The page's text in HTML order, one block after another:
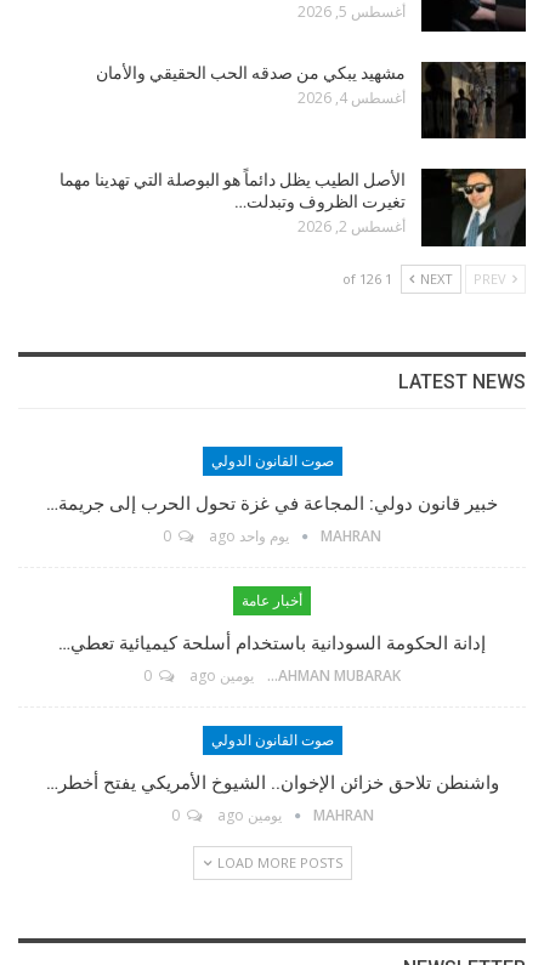
أغسطس 5, 2026
مشهيد يبكي من صدقه الحب الحقيقي والأمان
أغسطس 4, 2026
الأصل الطيب يظل دائماً هو البوصلة التي تهدينا مهما
تغيرت الظروف وتبدلت…
أغسطس 2, 2026
NEXT
1 of 126
LATEST NEWS
صوت القانون الدولي
خبير قانون دولي: المجاعة في غزة تحول الحرب إلى جريمة…
MAHRAN يوم واحد ago
أخبار عامة
إدانة الحكومة السودانية باستخدام أسلحة كيميائية تعطي…
ABDELRAHMAN MUBARAK يومين ago
صوت القانون الدولي
واشنطن تلاحق خزائن الإخوان.. الشيوخ الأمريكي يفتح أخطر…
MAHRAN يومين ago 0
LOAD MORE POSTS
مؤسس الموقع
Twitter
Instagram
البريد الإلكتروني